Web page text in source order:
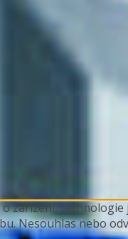
Nesouhlas nebo